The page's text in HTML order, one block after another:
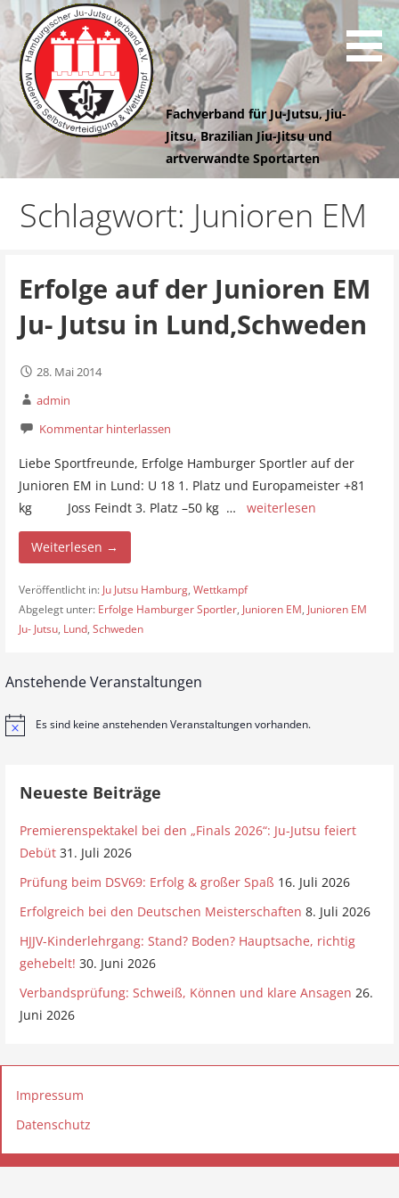
m
h
Hamburgischer
Ju-Jutsu
Verband e.V.
Fachverband für Ju-Jutsu, Jiu-
Jitsu, Brazilian Jiu-Jitsu und
artverwandte Sportarten
Schlagwort: Junioren EM
Erfolge auf der Junioren EM
Ju- Jutsu in Lund,Schweden
28. Mai 2014
admin
Kommentar hinterlassen
Liebe Sportfreunde, Erfolge Hamburger Sportler auf der
Junioren EM in Lund: U 18 1. Platz und Europameister +81
kg Joss Feindt 3. Platz –50 kg … weiterlesen
Weiterlesen →
Veröffentlicht in: Ju Jutsu Hamburg, Wettkampf
Abgelegt unter: Erfolge Hamburger Sportler, Junioren EM, Junioren EM
Ju- Jutsu, Lund, Schweden
Anstehende Veranstaltungen
H
Es sind keine anstehenden Veranstaltungen vorhanden.
Neueste Beiträge
Premierenspektakel bei den „Finals 2026“: Ju-Jutsu feiert
Debüt 31. Juli 2026
Prüfung beim DSV69: Erfolg & großer Spaß 16. Juli 2026
Erfolgreich bei den Deutschen Meisterschaften 8. Juli 2026
HJJV-Kinderlehrgang: Stand? Boden? Hauptsache, richtig
gehebelt! 30. Juni 2026
Verbandsprüfung: Schweiß, Können und klare Ansagen 26.
Juni 2026
Impressum
Datenschutz